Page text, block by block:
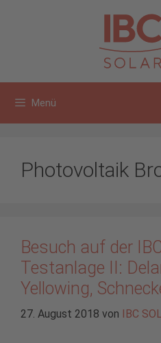
Menü
Photovoltaik
Besuch auf der
Testanlage II:
Yellowing,
27. August 2018 von IBC